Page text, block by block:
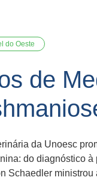
do Oeste
de
da Unoesc
do diagnóstico
Schaedler